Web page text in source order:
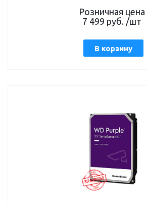
Розничная цена
7 499 руб. /шт
В корзину